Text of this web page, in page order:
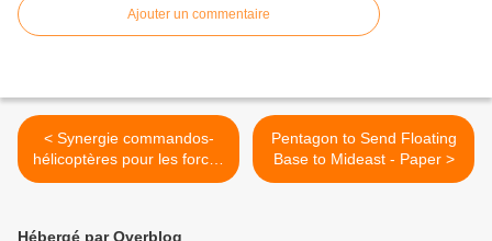
Ajouter un commentaire
< Synergie commandos-
hélicoptères pour les forces
spéciales Terre
Pentagon to Send Floating
Base to Mideast - Paper >
Hébergé par Overblog